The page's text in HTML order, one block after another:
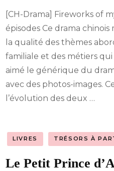
of
my
(2023)
[CH-Drama] Fireworks of
épisodes Ce drama
la qualité des thèmes
familiale et des métiers qui
aimé le générique du
avec des photos-images.
l’évolution des deux …
LIVRES TRÉSORS À
Le Petit Prince